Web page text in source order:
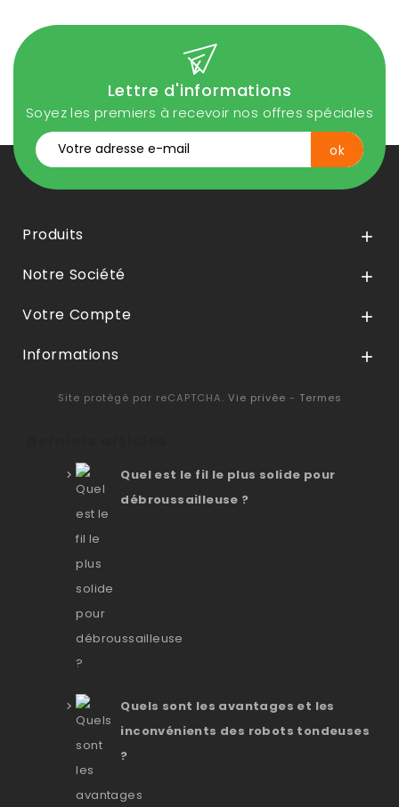
Lettre d'informations
Soyez les premiers à recevoir nos offres spéciales
Produits 
Notre Société 
Votre Compte 
Informations 
Site protégé par reCAPTCHA. Vie privée - Termes
Quel est le fil le plus solide pour
débroussailleuse ?
Quels sont les avantages et les
inconvénients des robots tondeuses
?